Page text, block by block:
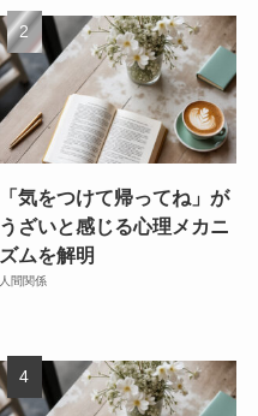
「気をつけて帰ってね」が
うざいと感じる心理メカニ
ズムを解明
人間関係